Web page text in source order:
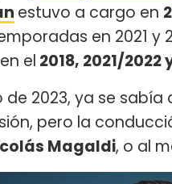
estuvo a cargo en
en 2021 y
el 2018, 2021/
2023, ya se
pero la
Magaldi, o al